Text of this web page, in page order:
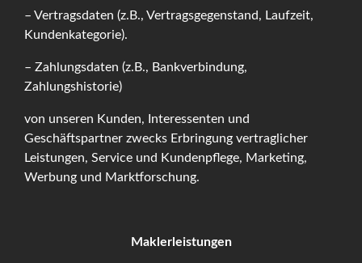
– Vertragsdaten (z.B., Vertragsgegenstand, Laufzeit,
Kundenkategorie).
– Zahlungsdaten (z.B., Bankverbindung,
Zahlungshistorie)
von unseren Kunden, Interessenten und
Geschäftspartner zwecks Erbringung vertraglicher
Leistungen, Service und Kundenpflege, Marketing,
Werbung und Marktforschung.
Maklerleistungen